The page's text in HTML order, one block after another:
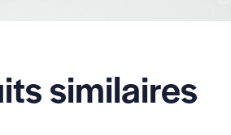
similaires